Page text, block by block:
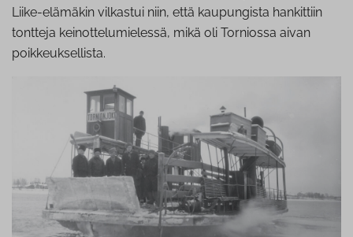
Liike-elämäkin vilkastui niin, että kaupungista hankittiin
tontteja keinottelumielessä, mikä oli Torniossa aivan
poikkeuksellista.